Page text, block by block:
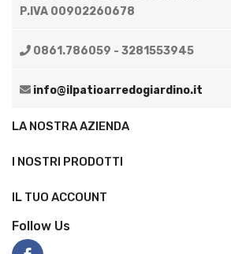
P.IVA 00902260678
0861.786059 - 3281553945
info@ilpatioarredogiardino.it
LA NOSTRA AZIENDA
I NOSTRI PRODOTTI
IL TUO ACCOUNT
Follow Us